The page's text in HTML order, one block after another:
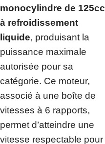
monocylindre de 125cc
à refroidissement
liquide, produisant la
puissance maximale
autorisée pour sa
catégorie. Ce moteur,
associé à une boîte de
vitesses à 6 rapports,
permet d’atteindre une
vitesse respectable pour